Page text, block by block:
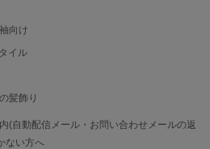
向け
イル
髪飾り
(自動配信メール・お問い合わせメールの返
ない方へ